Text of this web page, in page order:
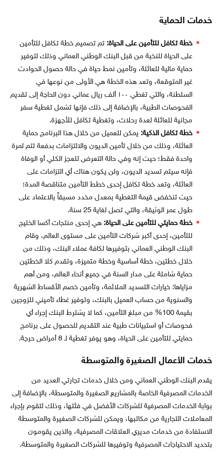
خدمات الحماية
خطة تكافل للتأمين على الحياة: تم تصميم خطة تكافل للتأمين
على الحياة للنخبة من قبل البنك الوطني العماني وذلك لتوفير
حماية مالية للعائلة، وتأمين نمط حياة في حالة حصول الحوادث
غير المتوقعة، وتعد هذه الخطة هي الأولى من نوعها في
السلطنة، والتي تغطي ١٠٠ ألف ريال عماني دون الحاجة إلى تقديم
الفحوصات الطبية، بالإضافة إلى ذلك فإنها تشمل تغطية سفر
مجانية للعائلة لعدة رحلات، وتغطية تكافل للأجهزة.
خطة تكافل الذكية: يمكن للعميل من خلال هذا البرنامج حماية
العائلة، وذلك من خلال تأمين الديون والالتزامات بدفعة تتم لمرة
واحدة فقط؛ حيث إنه وفي حالة التعرض للعجز الكلي أو الوفاة
فإنه سيتم تسديد الديون، ولن يكون هناك أي التزامات على
العائلة، وتعد خطة تكافل إحدى خطط التأمين متناقصة المدة؛
حيث تنخفض قيمة التغطية بمعدل مخدد مسبقاً بالاعتماد على
طول عمر الوثيقة، والتي تصل لغاية 25 سنة.
خطة حمايتي للتأمين على الحياة: هي إحدى منتجات أكسا الخليج
للتأمين، إحدى أكبر شركات التأمين على مستوى العالم، وقام
البنك الوطني العماني بتوفيرها لكافة عملاء البنك، وذلك من
خلال خطتين، خطة أساسية وخطة متميزة، وتقدم كلا الخطتين
حماية شاملة على مدار السنة في جميع أنحاء العالم، ومن أهم
مزاياها: خيارات التسديد الملائمة، وتأمين خصم الأقساط الشهرية
والسنوية من حساب العميل بالبنك، وتوفير غطاء تأميني للزوجين
بقيمة 100% من مبلغ التأمين، كما لا يشترط البنك إجراء أي
فحوصات أو استبيانات طبية عند التقديم للحصول على برنامج
حمايتي للتأمين على الحياة، وهو يوفر تغطية لـ 8 أمراض حرجة.
خدمات الأعمال الصغيرة والمتوسطة
يقدم البنك الوطني العماني ومن خلال خدمات تجارتي العديد من
الخدمات المصرفية الخاصة بالمشاريع الصغيرة والمتوسطة، بالإضافة إلى
بوابة الخدمات المصرفية للشركات الأفضل في فئتها، وذلك لتقوم بإجراء
المعاملات التجارية من مكاتبها، ويمكن للشركات الصغيرة والمتوسطة
الاستفادة من خدمات مديري العلاقات المصرفية، والذين يقومون
بتحديد الاحتياجات المصرفية وتوفيرها للشركات الصغيرة والمتوسطة.